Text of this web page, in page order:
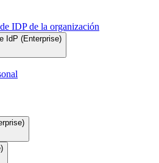
IDP de la organización
IdP (Enterprise)